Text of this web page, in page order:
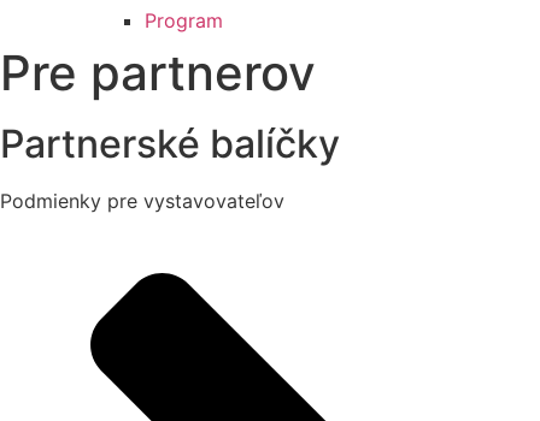
Program
Pre partnerov
Partnerské balíčky
Podmienky pre vystavovateľov